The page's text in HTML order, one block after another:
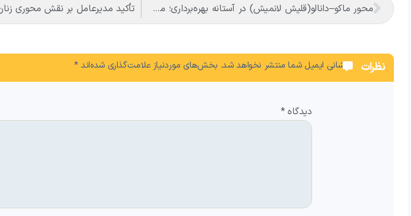
محور ماکو–دانالو(قلیش لانمیش) در آستانه بهره‌برداری؛ مطالبه‌ای که تحقق یافت
نظرات نشانی ایمیل شما منتشر نخواهد شد. بخش‌های موردنیاز علامت‌گذاری شده‌اند*
دیدگاه*